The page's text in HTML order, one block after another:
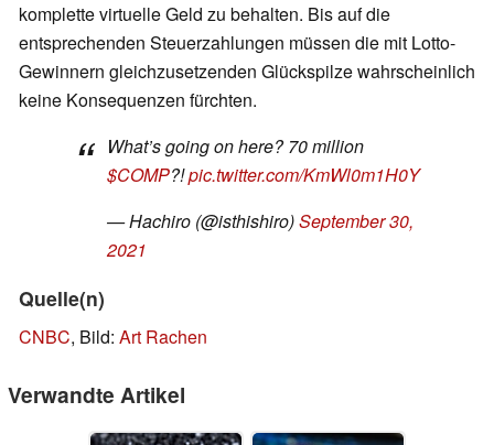
komplette virtuelle Geld zu behalten. Bis auf die
entsprechenden Steuerzahlungen müssen die mit Lotto-
Gewinnern gleichzusetzenden Glückspilze wahrscheinlich
keine Konsequenzen fürchten.
What’s going on here? 70 million
$COMP?!pic.twitter.com/KmWl0m1H0Y
— Hachiro (@isthishiro)September 30,
2021
Quelle(n)
CNBC, Bild: Art Rachen
Verwandte Artikel